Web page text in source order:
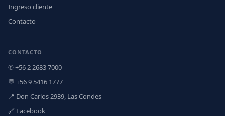
Ingreso cliente
Contacto
CONTACTO
✆ +56 2 2683 7000
💬 +56 9 5416 1777
📍 Don Carlos 2939, Las Condes
🔗 Facebook